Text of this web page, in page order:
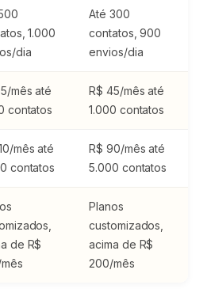
1.000
dia
Até 300
contatos, 900
envios/dia
mês até
contatos
R$ 45/mês até
1.000 contatos
mês até
contatos
R$ 90/mês até
5.000 contatos
de R$
Planos
customizados,
acima de R$
200/mês